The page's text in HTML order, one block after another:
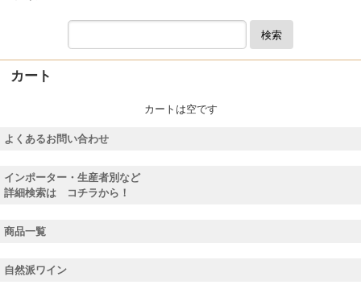
検索
カート
カートは空です
よくあるお問い合わせ
インポーター・生産者別など
詳細検索は コチラから！
商品一覧
自然派ワイン